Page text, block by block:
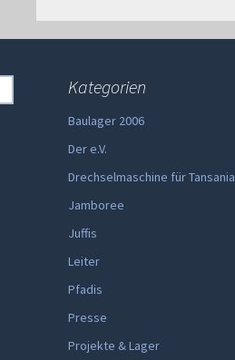
Kategorien
Baulager 2006
Der e.V.
Drechselmaschine für Tansania
Jamboree
Juffis
Leiter
Pfadis
Presse
Projekte & Lager